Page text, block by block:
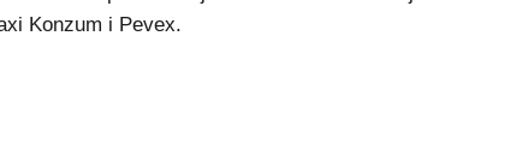
Konzum i Pevex.